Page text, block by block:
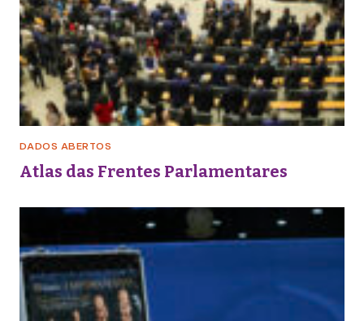
DADOS ABERTOS
Atlas das Frentes Parlamentares